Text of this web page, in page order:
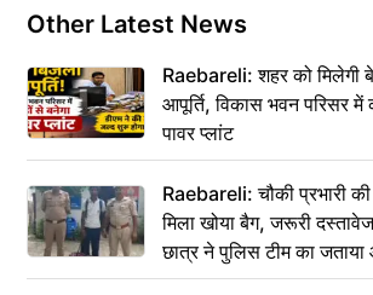
Other Latest News
Raebareli: शहर को मिलेगी
आपूर्ति, विकास भवन परिसर में
पावर प्लांट
Raebareli: चौकी प्रभारी
मिला खोया बैग, जरूरी
छात्र ने पुलिस टीम का जताया